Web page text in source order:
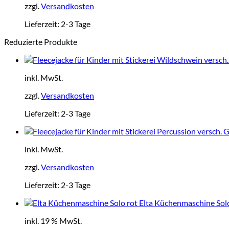
zzgl.Versandkosten
Lieferzeit: 2-3 Tage
Reduzierte Produkte
inkl. MwSt.
zzgl.Versandkosten
Lieferzeit: 2-3 Tage
inkl. MwSt.
zzgl.Versandkosten
Lieferzeit: 2-3 Tage
Elta Küchenmaschine
inkl. 19 % MwSt.